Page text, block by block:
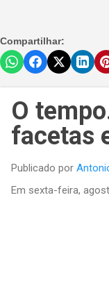
Compartilhar:
O
facetas
Publicado por
Em sexta-feira,